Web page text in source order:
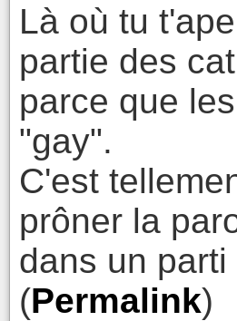
Là où tu
partie des
parce que
"gay".
C'est
prôner la
dans un
(Permalink)